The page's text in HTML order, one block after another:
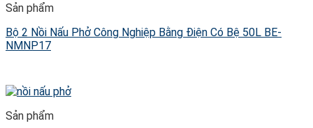
Sản phẩm
Bộ 2 Nồi Nấu Phở Công Nghiệp Bằng Điện Có Bệ 50L BE-
NMNP17
Sản phẩm